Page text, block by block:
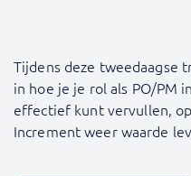
Tijdens deze tweedaagse
in hoe je je rol als PO/PM
effectief kunt vervullen,
Increment weer waarde